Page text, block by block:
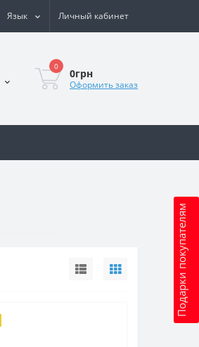
Язык Личный кабинет
0
0грн
Оформить заказ
Подарки покупателям